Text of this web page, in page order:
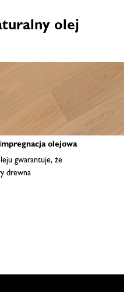
olej
olejowa
gwarantuje, że
drewna